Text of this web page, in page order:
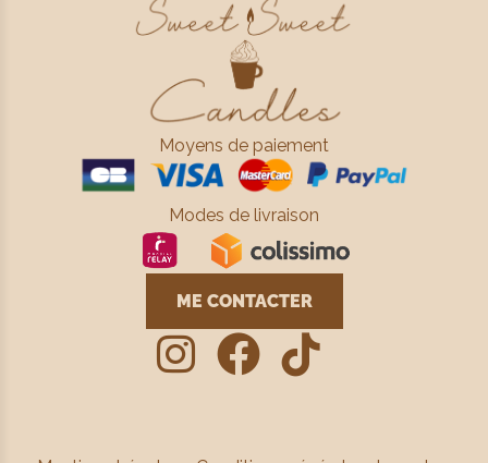
Moyens de paiement
Modes de livraison
ME CONTACTER
  